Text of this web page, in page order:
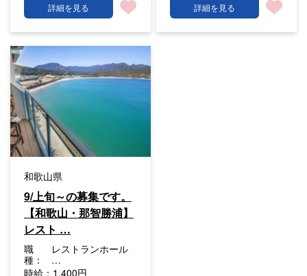
詳細を見る 詳細を見る
和歌山県
9/上旬～の募集です。
【和歌山・那智勝浦】
レスト …
職
種：
レストランホール
…
時給： 1,400円